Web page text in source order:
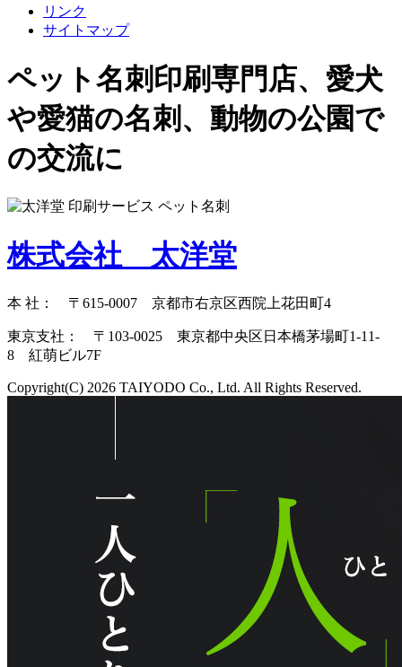
リンク
サイトマップ
ペット名刺印刷専門店、愛犬
や愛猫の名刺、動物の公園で
の交流に
株式会社 太洋堂
本 社： 〒615-0007 京都市右京区西院上花田町4
東京支社： 〒103-0025 東京都中央区日本橋茅場町1-11-
8 紅萌ビル7F
Copyright(C) 2026 TAIYODO Co., Ltd. All Rights Reserved.